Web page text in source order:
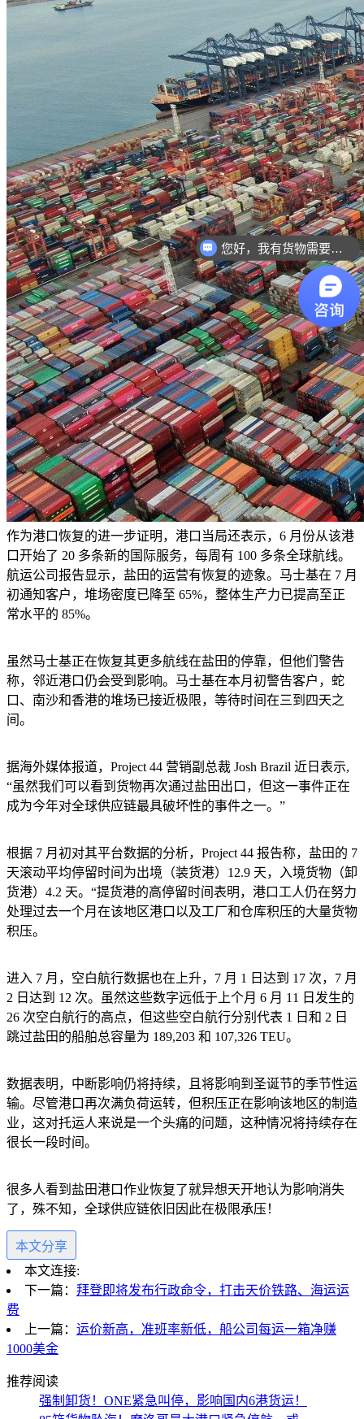
作为港口恢复的进一步证明，港口当局还表示， 6 月份从该港
口开始了 20 多条新的国际服务，每周有 100 多条全球航线。
航运公司报告显示，盐田的运营有恢复的迹象。 马士基在 7 月
初通知客户，堆场密度已降至 65%，整体生产力已提高至正
常水平的 85%。
虽然马士基正在恢复其更多航线在盐田的停靠，但他们警告
称，邻近港口仍会受到影响。马士基在本月初警告客户，蛇
口、南沙和香港的堆场已接近极限，等待时间在三到四天之
间。
据海外媒体报道， Project 44 营销副总裁 Josh Brazil 近日表示,
“虽然我们可以看到货物再次通过盐田出口，但这一事件正在
成为今年对全球供应链最具破坏性的事件之一。 ”
根据 7 月初对其平台数据的分析，Project 44 报告称，盐田的 7
天滚动平均停留时间为出境（装货港） 12.9 天，入境货物（卸
货港） 4.2 天。“提货港的高停留时间表明，港口工人仍在努力
处理过去一个月在该地区港口以及工厂和仓库积压的大量货物
积压。
进入 7 月，空白航行数据也在上升，7 月 1 日达到 17 次，7 月
2 日达到 12 次。虽然这些数字远低于上个月 6 月 11 日发生的
26 次空白航行的高点，但这些空白航行分别代表 1 日和 2 日
跳过盐田的船舶总容量为 189,203 和 107,326 TEU。
数据表明，中断影响仍将持续，且将影响到圣诞节的季节性运
输。 尽管港口再次满负荷运转，但积压正在影响该地区的制造
业，这对托运人来说是一个头痛的问题，这种情况将持续存在
很长一段时间。
很多人看到盐田港口作业恢复了就异想天开地认为影响消失
了，殊不知，全球供应链依旧因此在极限承压！
本文分享
本文连接:
下一篇： 拜登即将发布行政命令，打击天价铁路、海运运
费
上一篇： 运价新高，准班率新低，船公司每运一箱净赚
1000美金
推荐阅读
强制卸货！ONE紧急叫停，影响国内6港货运！
您好，我有货物需要你们的产品。